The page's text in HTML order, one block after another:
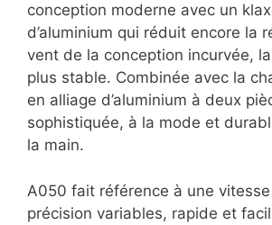
conception moderne avec un
d’aluminium qui réduit encore la
vent de la conception incurvée,
plus stable. Combinée avec la
en alliage d’aluminium à deux
sophistiquée, à la mode et
la main.
A050 fait référence à une
précision variables, rapide et